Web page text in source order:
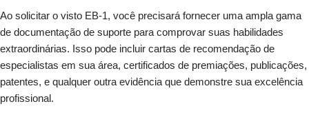
Ao solicitar o visto EB-1, você precisará fornecer uma ampla gama
de documentação de suporte para comprovar suas habilidades
extraordinárias. Isso pode incluir cartas de recomendação de
especialistas em sua área, certificados de premiações, publicações,
patentes, e qualquer outra evidência que demonstre sua excelência
profissional.